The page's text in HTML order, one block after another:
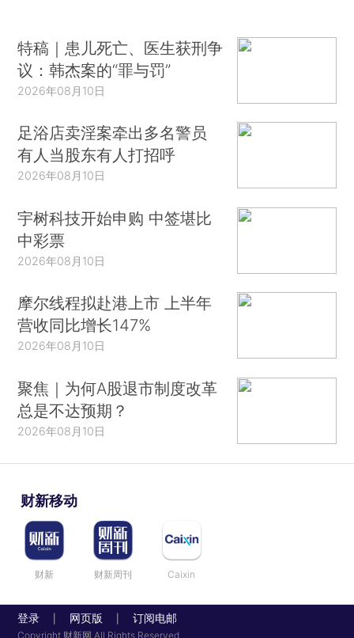
特稿｜患儿死亡、医生获刑争
议：韩杰案的“罪与罚”
2026年08月10日
足浴店卖淫案牵出多名警员
有人当股东有人打招呼
2026年08月10日
宇树科技开始申购 中签堪比
中彩票
2026年08月10日
摩尔线程拟赴港上市 上半年
营收同比增长147%
2026年08月10日
聚焦｜为何A股退市制度改革
总是不达预期？
2026年08月10日
财新移动
财新 财新周刊 Caixin
登录 网页版 订阅电邮
Copyright 财新网 All Rights Reserved